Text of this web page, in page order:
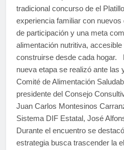
tradicional concurso de el
experiencia familiar con
de participación y una meta
alimentación nutritiva,
construirse desde cada hogar.
nueva etapa se realizó ante las
Comité de Alimentación
presidente del Consejo
Juan Carlos Montesinos
Sistema DIF Estatal, José
Durante el encuentro se
estrategia busca trascender la